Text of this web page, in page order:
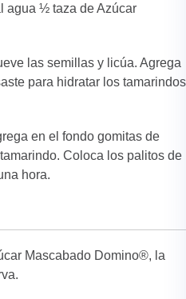
agua ½ taza de Azúcar
las semillas y licúa. Agrega
para hidratar los tamarindos
en el fondo gomitas de
Coloca los palitos de
hora.
Mascabado Domino®, la